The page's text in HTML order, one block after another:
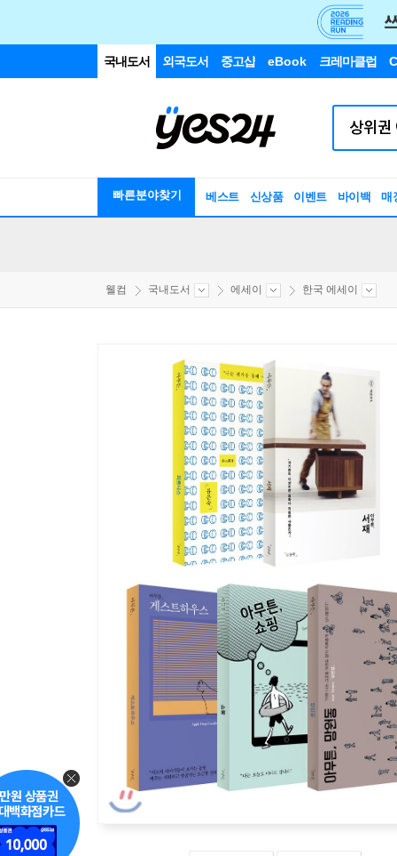
국내도서 외국도서 중고샵 eBook 크레마클럽
빠른분야찾기 베스트 신상품 이벤트 바이백 매
웰컴 국내도서 에세이 한국 에세이